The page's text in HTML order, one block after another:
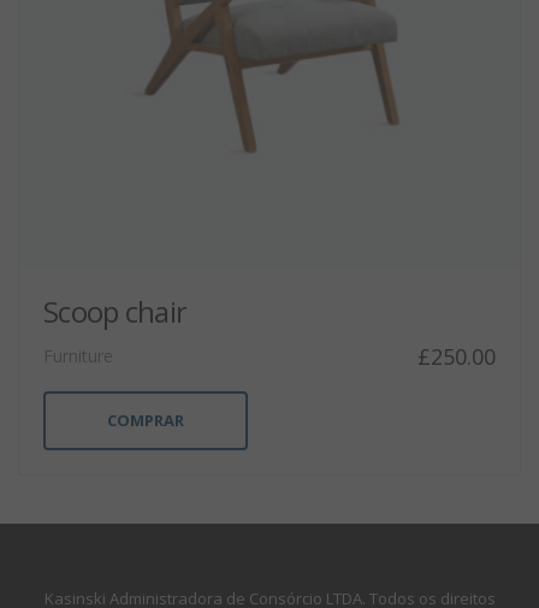
Scoop chair
Furniture £250.00
COMPRAR
Kasinski Administradora de Consórcio LTDA. Todos os direitos